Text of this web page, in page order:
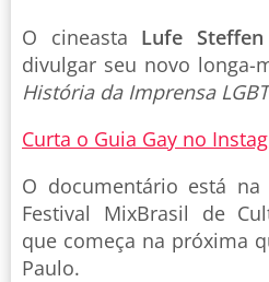
O cineasta Lufe Steffen
divulgar seu novo longa-
História da Imprensa
Curta o Guia Gay no
O documentário está na
Festival MixBrasil de
que começa na próxima
Paulo.